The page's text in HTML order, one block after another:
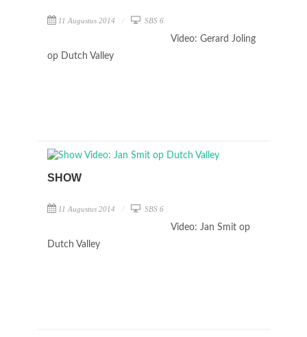
11 Augustus 2014 SBS 6
Video: Gerard Joling
op Dutch Valley
SHOW
11 Augustus 2014 SBS 6
Video: Jan Smit op
Dutch Valley